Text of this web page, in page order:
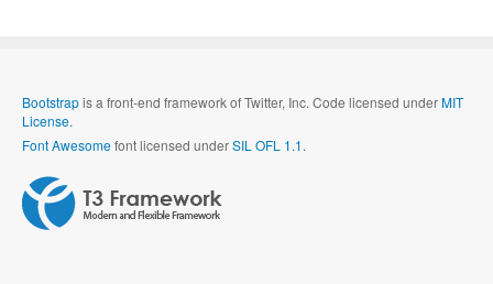
Bootstrapis a front-end framework of Twitter, Inc. Code licensed underMIT
License.
Font Awesomefont licensed underSIL OFL 1.1.